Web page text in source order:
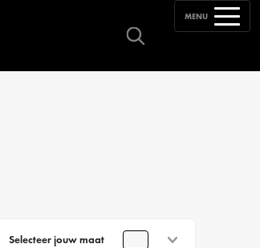
MENU
Selecteer jouw maat